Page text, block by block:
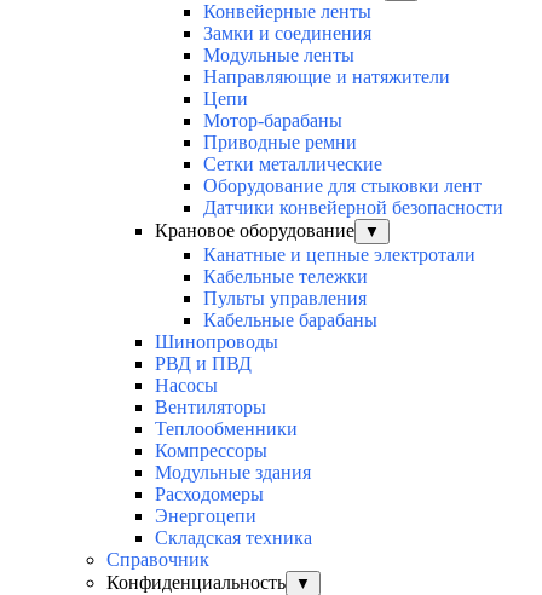
Конвейерные ленты
Замки и соединения
Модульные ленты
Направляющие и натяжители
Цепи
Мотор-барабаны
Приводные ремни
Сетки металлические
Оборудование для стыковки лент
Датчики конвейерной безопасности
Крановое оборудование
▼
Канатные и цепные электротали
Кабельные тележки
Пульты управления
Кабельные барабаны
Шинопроводы
РВД и ПВД
Насосы
Вентиляторы
Теплообменники
Компрессоры
Модульные здания
Расходомеры
Энергоцепи
Складская техника
Справочник
Конфиденциальность
▼